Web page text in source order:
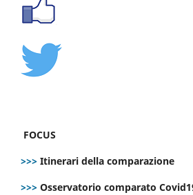
FOCUS
>>> Itinerari della comparazione
>>> Osservatorio comparato